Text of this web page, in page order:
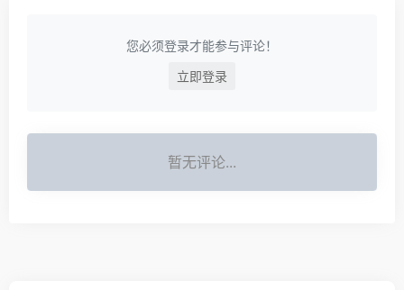
您必须登录才能参与评论！
立即登录
暂无评论...